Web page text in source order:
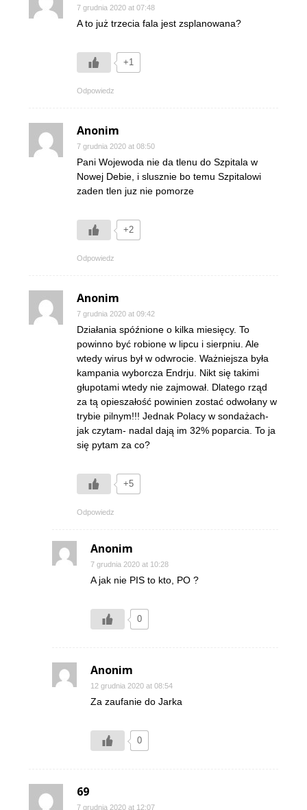
7 grudnia 2020 at 07:48
A to już trzecia fala jest zsplanowana?
+1
Odpowiedz
Anonim
7 grudnia 2020 at 08:50
Pani Wojewoda nie da tlenu do Szpitala w
Nowej Debie, i slusznie bo temu Szpitalowi
zaden tlen juz nie pomorze
+2
Odpowiedz
Anonim
7 grudnia 2020 at 09:42
Działania spóźnione o kilka miesięcy. To
powinno być robione w lipcu i sierpniu. Ale
wtedy wirus był w odwrocie. Ważniejsza była
kampania wyborcza Endrju. Nikt się takimi
głupotami wtedy nie zajmował. Dlatego rząd
za tą opieszałość powinien zostać odwołany w
trybie pilnym!!! Jednak Polacy w sondażach-
jak czytam- nadal dają im 32% poparcia. To ja
się pytam za co?
+5
Odpowiedz
Anonim
7 grudnia 2020 at 10:28
A jak nie PIS to kto, PO ?
0
Anonim
12 grudnia 2020 at 08:54
Za zaufanie do Jarka
0
69
7 grudnia 2020 at 12:07